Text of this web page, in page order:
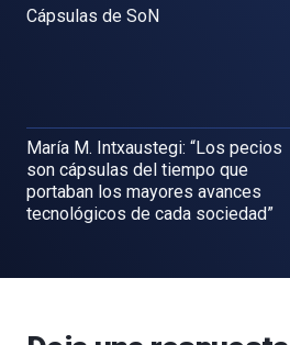
Cápsulas de SoN
María M. Intxaustegi: “Los pecios
son cápsulas del tiempo que
portaban los mayores avances
tecnológicos de cada sociedad”